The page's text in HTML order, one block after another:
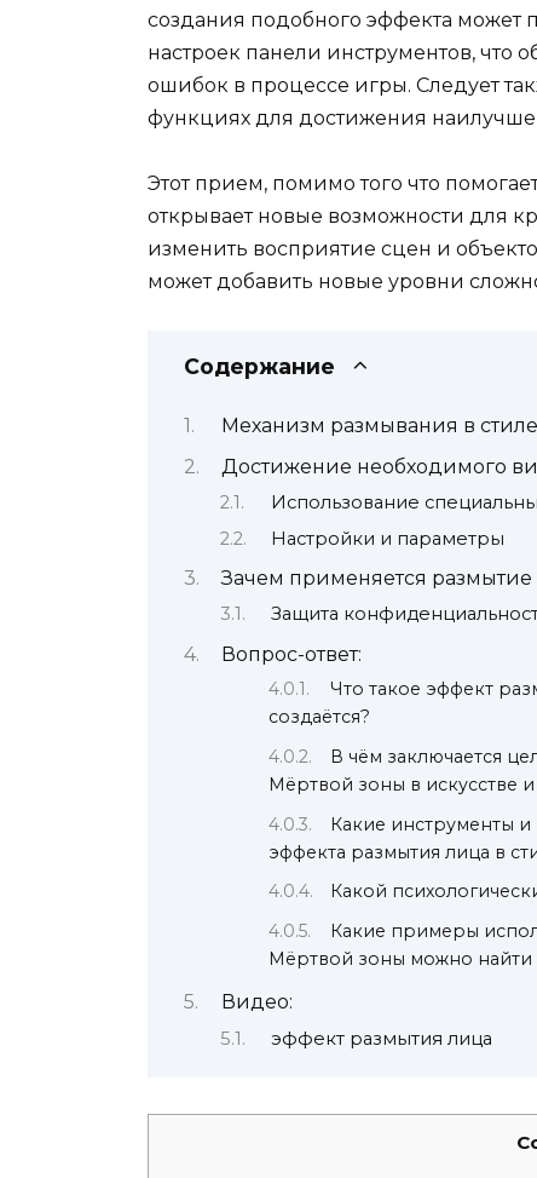
создания подобного эффекта может
настроек панели инструментов, что
ошибок в процессе игры. Следует
функциях для достижения
Этот прием, помимо того что
открывает новые возможности для
изменить восприятие сцен и
может добавить новые уровни
Содержание
Механизм размывания в
Достижение необходимого
Использование
Настройки и параметры
Зачем применяется
Защита
Вопрос-ответ:
Что такое эффект
создаётся?
В чём заключается
Мёртвой зоны в искусстве
Какие инструменты
эффекта размытия лица в
Какой
Какие примеры
Мёртвой зоны можно найти
Видео:
эффект размытия лица